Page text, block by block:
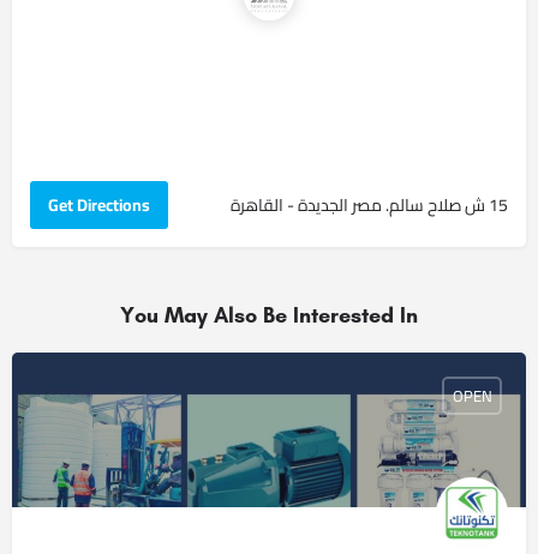
15 ش صلاح سالم. مصر الجديدة - القاهرة Get Directions
You May Also Be Interested In
OPEN